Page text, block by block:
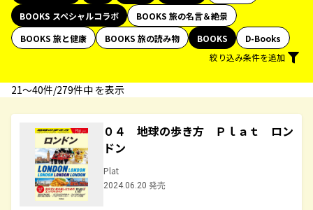
BOOKS スペシャルコラボ
BOOKS 旅の名言＆絶景
BOOKS 旅と健康
BOOKS 旅の読み物 BOOKS
D-Books
絞り込み条件を追加
21〜40件/279件中 を表示
０４ 地球の歩き方 Ｐｌａｔ ロン
ドン
Plat
2024.06.20 発売